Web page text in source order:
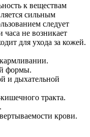
к веществам
сильным
следует
часа не возникает
для ухода за кожей.
формы.
и дыхательной
тракта.
крови.